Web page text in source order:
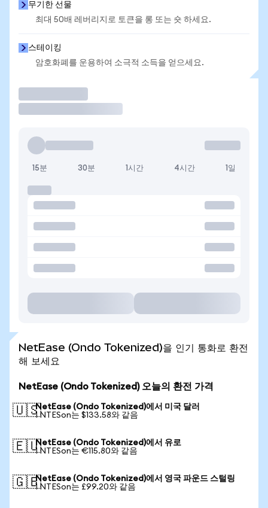
무기한 선물
최대 50배 레버리지로 토큰을 롱 또는 숏 하세요.
스테이킹
암호화폐를 운용하여 소극적 소득을 얻으세요.
15분 30분 1시간 4시간 1일
NetEase (Ondo Tokenized)을 인기 통화로 환전
해 보세요
NetEase (Ondo Tokenized) 오늘의 환전 가격
🇺🇸NetEase (Ondo Tokenized)에서 미국 달러
1 NTESon는 $133.58와 같음
🇪🇺NetEase (Ondo Tokenized)에서 유로
1 NTESon는 €115.80와 같음
🇬🇧NetEase (Ondo Tokenized)에서 영국 파운드 스털링
1 NTESon는 £99.20와 같음